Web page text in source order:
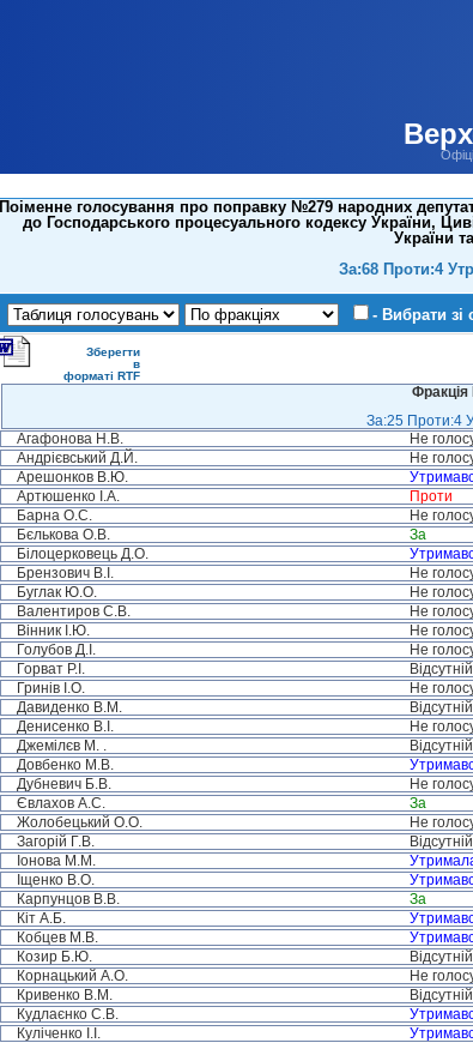
Поіменне голосування про поправку №279 народних
до Господарського процесуального кодексу України,
України
За:68 Проти:4
- Вибрати зі
Зберегти
в
форматі RTF
За:25 Проти:4
Агафонова Н.В.
Не
Андрієвський Д.Й.
Не
Арешонков В.Ю.
Артюшенко І.А.
Проти
Барна О.С.
Не
Бєлькова О.В.
За
Білоцерковець Д.О.
Брензович В.І.
Не
Буглак Ю.О.
Не
Валентиров С.В.
Не
Вінник І.Ю.
Не
Голубов Д.І.
Не
Горват Р.І.
Відсутній
Гринів І.О.
Не
Давиденко В.М.
Відсутній
Денисенко В.І.
Не
Джемілєв М. .
Відсутній
Довбенко М.В.
Дубневич Б.В.
Не
Євлахов А.С.
За
Жолобецький О.О.
Не
Загорій Г.В.
Відсутній
Іонова М.М.
Іщенко В.О.
Карпунцов В.В.
За
Кіт А.Б.
Кобцев М.В.
Козир Б.Ю.
Відсутній
Корнацький А.О.
Не
Кривенко В.М.
Відсутній
Кудлаєнко С.В.
Куліченко І.І.